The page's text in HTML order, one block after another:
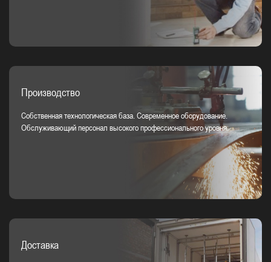
Производство
Собственная технологическая база. Современное оборудование.
Обслуживающий персонал высокого профессионального уровня.
Доставка